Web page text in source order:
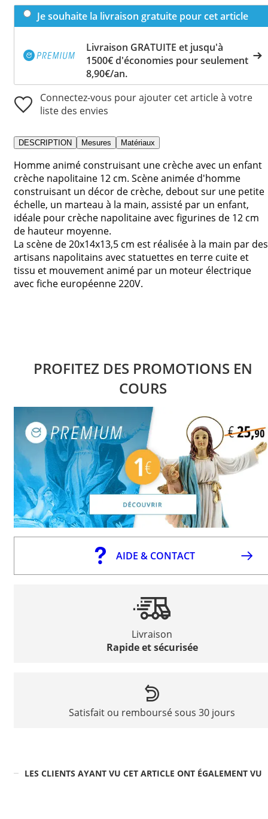
Je souhaite la livraison gratuite pour cet article
Livraison GRATUITE et jusqu'à
1500€ d'économies pour seulement
8,90€/an.
Connectez-vous pour ajouter cet article à votre
liste des envies
DESCRIPTION Mesures Matériaux
Homme animé construisant une crèche avec un enfant
crèche napolitaine 12 cm. Scène animée d'homme
construisant un décor de crèche, debout sur une petite
échelle, un marteau à la main, assisté par un enfant,
idéale pour crèche napolitaine avec figurines de 12 cm
de hauteur moyenne.
La scène de 20x14x13,5 cm est réalisée à la main par des
artisans napolitains avec statuettes en terre cuite et
tissu et mouvement animé par un moteur électrique
avec fiche européenne 220V.
PROFITEZ DES PROMOTIONS EN
COURS
AIDE & CONTACT
Livraison
Rapide et sécurisée
Satisfait ou remboursé sous 30 jours
LES CLIENTS AYANT VU CET ARTICLE ONT ÉGALEMENT VU